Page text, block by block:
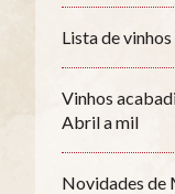
Lista de
Vinhos
Abril a mil
Novidades de